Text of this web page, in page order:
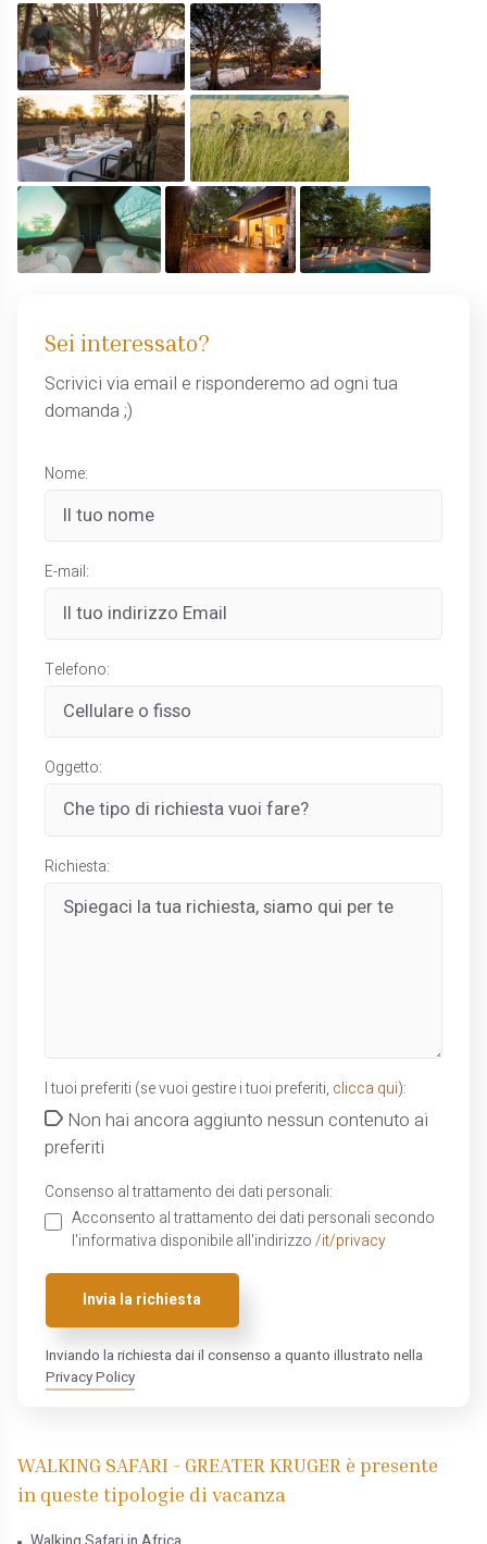
Sei interessato?
Scrivici via email e risponderemo ad ogni tua
domanda ;)
Nome:
E-mail:
Telefono:
Oggetto:
Richiesta:
I tuoi preferiti (se vuoi gestire i tuoi preferiti, clicca qui):
Non hai ancora aggiunto nessun contenuto ai
preferiti
Consenso al trattamento dei dati personali:
Acconsento al trattamento dei dati personali secondo
l'informativa disponibile all'indirizzo /it/privacy
Invia la richiesta
Inviando la richiesta dai il consenso a quanto illustrato nella
Privacy Policy
WALKING SAFARI - GREATER KRUGER è presente
in queste tipologie di vacanza